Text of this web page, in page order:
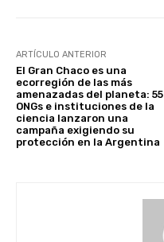
ARTÍCULO ANTERIOR
El Gran Chaco es una
ecorregión de las más
amenazadas del planeta: 55
ONGs e instituciones de la
ciencia lanzaron una
campaña exigiendo su
protección en la Argentina